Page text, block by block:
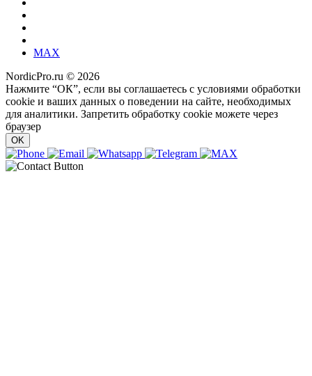
MAX
NordicPro.ru © 2026
Нажмите “ОК”, если вы соглашаетесь с условиями обработки
cookie и ваших данных о поведении на сайте, необходимых
для аналитики. Запретить обработку cookie можете через
браузер
OK